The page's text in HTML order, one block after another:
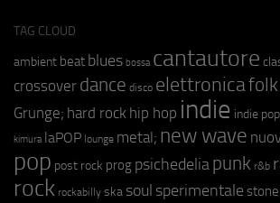
TAG CLOUD
ambient beat blues bossa cantautore
crossover dance disco elettronicafolk
Grunge; hard rock hip hop indie indie pop
kimura laPOP lounge metal; new wave
pop post rock prog psichedeliapunk r&b
rock rockabilly ska soul sperimentale